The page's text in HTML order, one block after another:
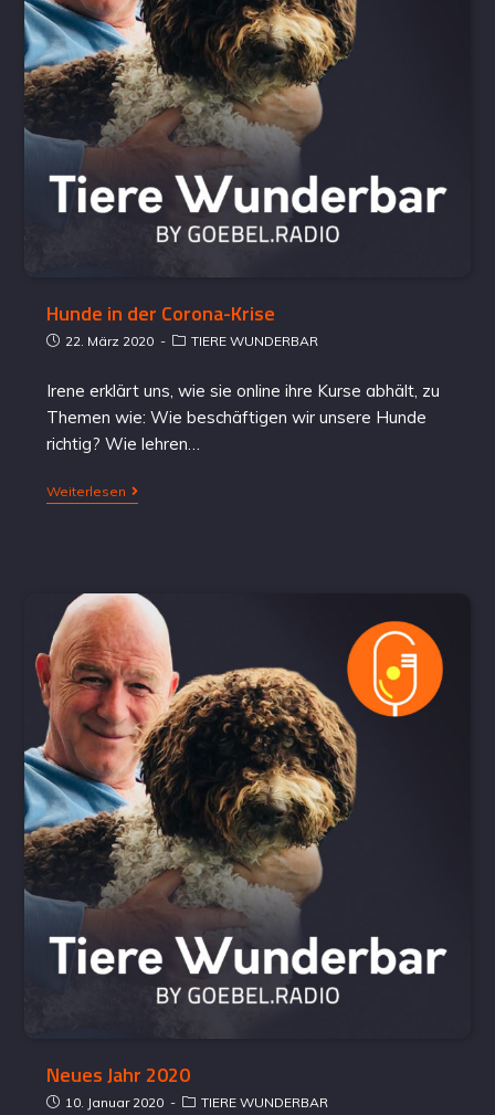
Hunde in der Corona-Krise
22. März 2020 TIERE WUNDERBAR
Irene erklärt uns, wie sie online ihre Kurse abhält, zu
Themen wie: Wie beschäftigen wir unsere Hunde
richtig? Wie lehren…
Weiterlesen
Neues Jahr 2020
10. Januar 2020 TIERE WUNDERBAR